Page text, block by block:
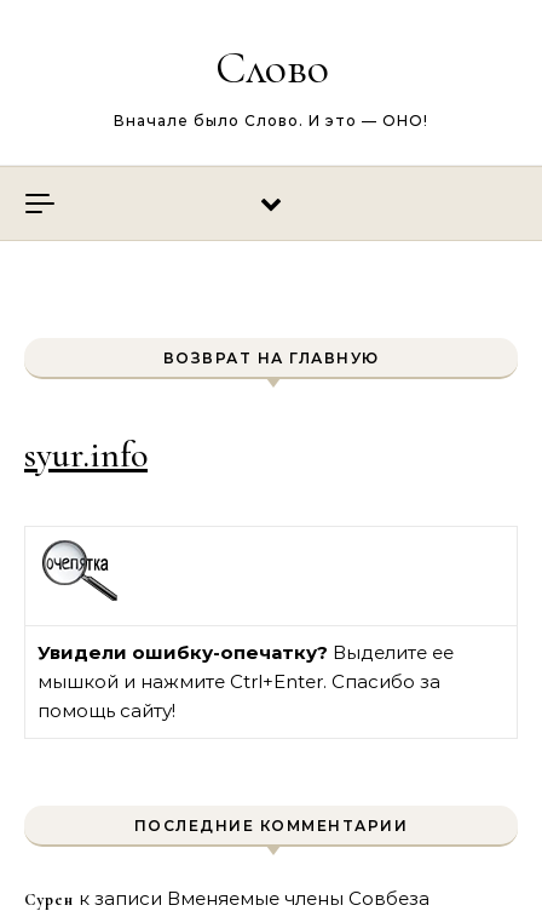
Слово
Вначале было Слово. И это — ОНО!
ВОЗВРАТ НА ГЛАВНУЮ
syur.info
Увидели ошибку-опечатку? Выделите ее
мышкой и нажмите Ctrl+Enter. Спасибо за
помощь сайту!
ПОСЛЕДНИЕ КОММЕНТАРИИ
Сурен к записи Вменяемые члены Совбеза